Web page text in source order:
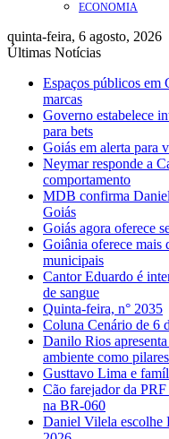
ECONOMIA
quinta-feira, 6 agosto, 2026
Últimas Notícias
Espaços públicos em
marcas
Governo estabelece
para bets
Goiás em alerta para
Neymar responde a
comportamento
MDB confirma
Goiás
Goiás agora oferece
Goiânia oferece mais
municipais
Cantor Eduardo é
de sangue
Quinta-feira, n° 2035
Coluna Cenário de 6
Danilo Rios
ambiente como
Gusttavo Lima e
Cão farejador da PRF
na BR-060
Daniel Vilela escolhe